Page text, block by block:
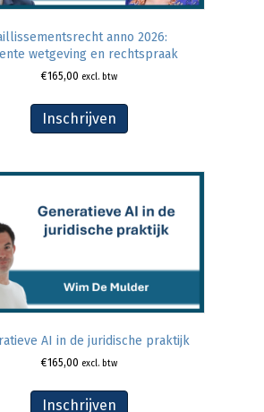
anno 2026:
wetgeving en rechtspraak
€165,00 excl. btw
Inschrijven
AI in de juridische praktijk
€165,00 excl. btw
Inschrijven